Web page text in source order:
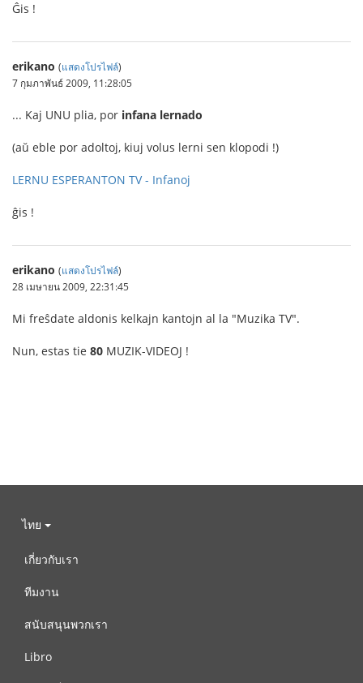
Ĝis !
erikano (แสดงโปรไฟล์)
7 กุมภาพันธ์ 2009, 11:28:05
... Kaj UNU plia, por infana lernado
(aŭ eble por adoltoj, kiuj volus lerni sen klopodi !)
LERNU ESPERANTON TV - Infanoj
ĝis !
erikano (แสดงโปรไฟล์)
28 เมษายน 2009, 22:31:45
Mi freŝdate aldonis kelkajn kantojn al la "Muzika TV".
Nun, estas tie 80 MUZIK-VIDEOJ !
ไทย
เกี่ยวกับเรา
ทีมงาน
สนับสนุนพวกเรา
Libro